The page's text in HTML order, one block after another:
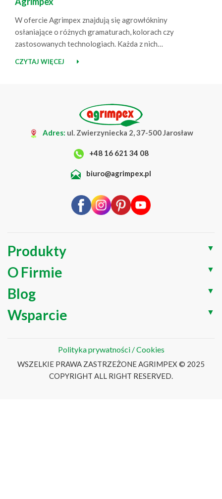
W ofercie Agrimpex znajdują się agrowłókniny
osłaniające o różnych gramaturach, kolorach czy
zastosowanych technologiach. Każda z nich
dlatego dobór rozwiązania odpowiedniego do
warunki atmosferyczne oraz różne potrzeby roślin na
poszczególnych etapach ich rozwoju sprawiają, że
jeden…
CZYTAJ WIĘCEJ
Adres: ul. Zwierzyniecka 2, 37-500 Jarosław
+48 16 621 34 08
biuro@agrimpex.pl
Produkty ▼
O Firmie ▼
Blog ▼
Wsparcie ▼
Polityka prywatności / Cookies
WSZELKIE PRAWA ZASTRZEŻONE AGRIMPEX © 2025
COPYRIGHT ALL RIGHT RESERVED.